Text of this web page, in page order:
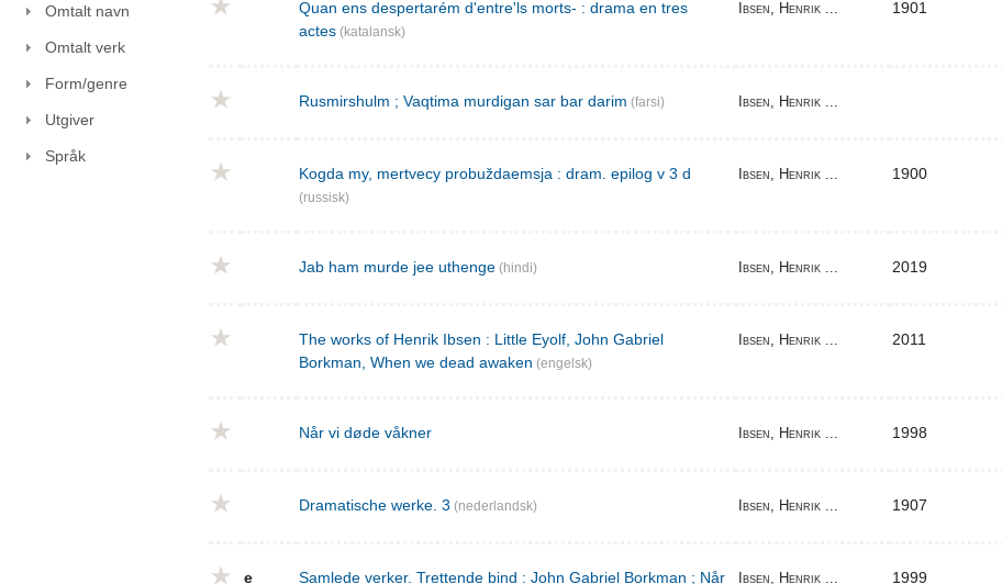
Omtalt navn
Omtalt verk
Form/genre
Utgiver
Språk
Quan ens despertarém d'entre'ls morts- : drama en tres
actes (katalansk)
Ibsen, Henrik ... 1901
Rusmirshulm ; Vaqtima murdigan sar bar darim (farsi) Ibsen, Henrik ...
Kogda my, mertvecy probuždaemsja : dram. epilog v 3 d
(russisk)
Ibsen, Henrik ... 1900
Jab ham murde jee uthenge (hindi) Ibsen, Henrik ... 2019
The works of Henrik Ibsen : Little Eyolf, John Gabriel
Borkman, When we dead awaken (engelsk)
Ibsen, Henrik ... 2011
Når vi døde våkner Ibsen, Henrik ... 1998
Dramatische werke. 3 (nederlandsk) Ibsen, Henrik ... 1907
e Samlede verker. Trettende bind : John Gabriel Borkman ; Når Ibsen, Henrik ... 1999